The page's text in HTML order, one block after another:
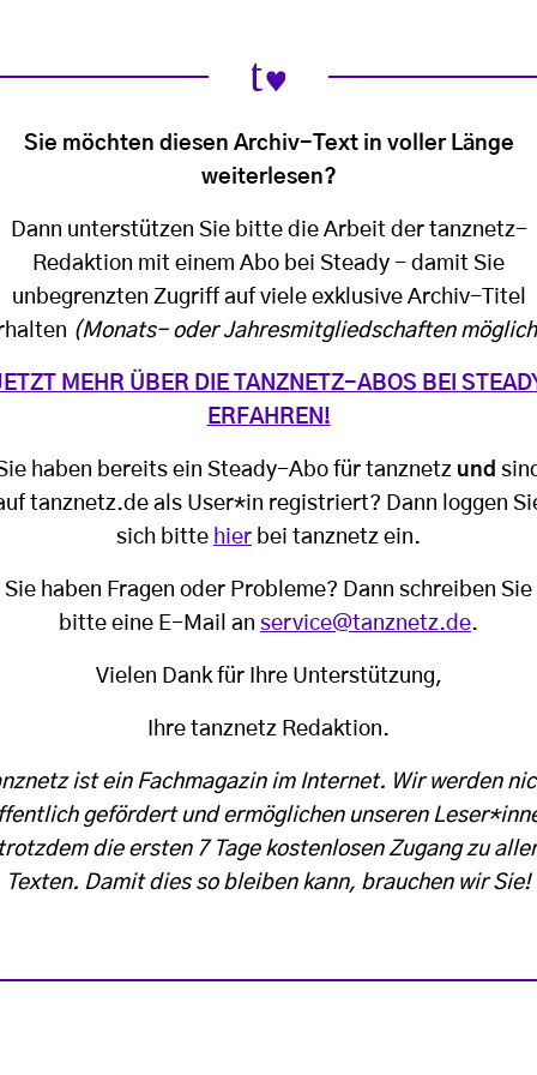
Sie möchten diesen Archiv-Text in voller Länge
weiterlesen?
Dann unterstützen Sie bitte die Arbeit der tanznetz-
Redaktion mit einem Abo bei Steady - damit Sie
unbegrenzten Zugriff auf viele exklusive Archiv-Titel
(Monats- oder Jahresmitgliedschaften
MEHR ÜBER DIE TANZNETZ-ABOS BEI
ERFAHREN!
haben bereits ein Steady-Abo für tanznetz und
tanznetz.de als User*in registriert? Dann loggen
sich bitte hier bei tanznetz ein.
Sie haben Fragen oder Probleme? Dann schreiben Sie
bitte eine E-Mail an service@tanznetz.de.
Vielen Dank für Ihre Unterstützung,
Ihre tanznetz Redaktion.
ist ein Fachmagazin im Internet. Wir werden
gefördert und ermöglichen unseren
die ersten 7 Tage kostenlosen Zugang zu
Texten. Damit dies so bleiben kann, brauchen wir Sie!